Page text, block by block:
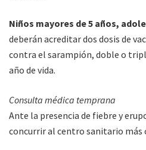
Niños mayores de 5 años,
deberán acreditar dos dosis de
contra el sarampión, doble o
año de vida.
Consulta médica temprana
Ante la presencia de fiebre y
concurrir al centro sanitario más